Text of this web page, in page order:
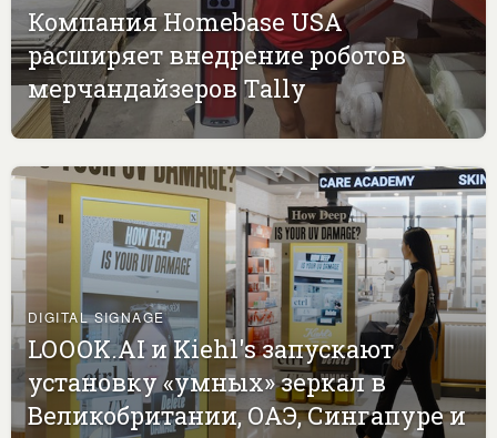
Компания Homebase USA
расширяет внедрение роботов
мерчандайзеров Tally
DIGITAL SIGNAGE
LOOOK.AI и Kiehl's запускают
установку «умных» зеркал в
Великобритании, ОАЭ, Сингапуре и